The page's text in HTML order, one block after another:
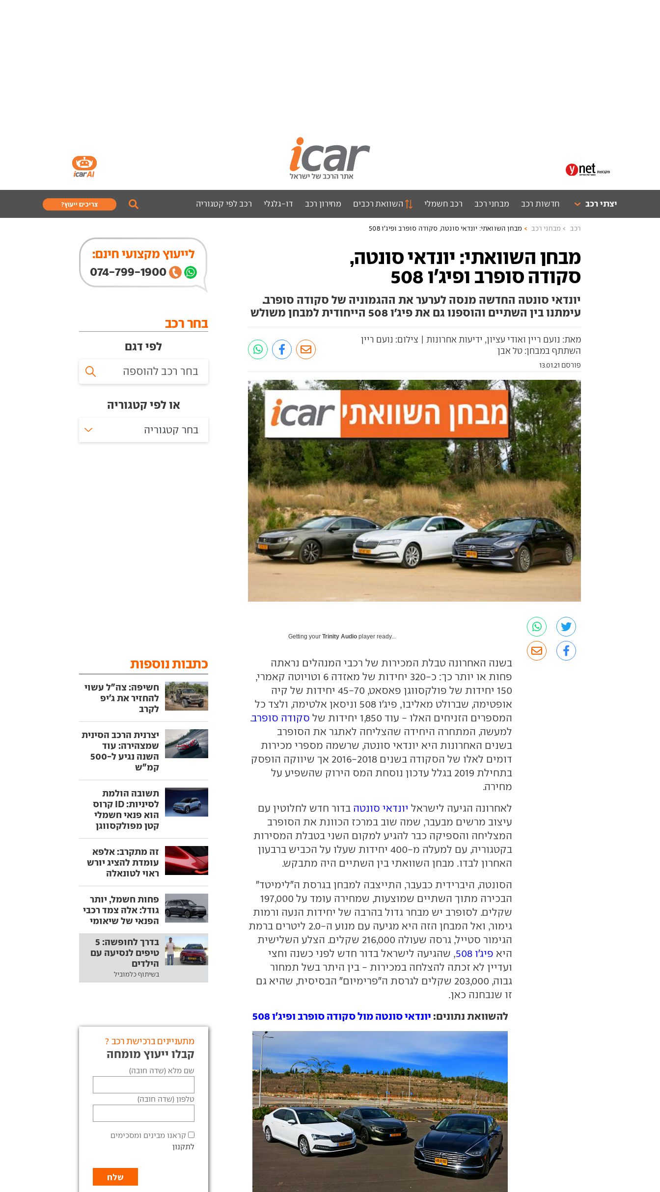
יצרני רכב חדשות רכב מבחני רכב רכב חשמלי השוואת רכבים מחירון רכב דו-גלגלי רכב לפי קטגוריה צריכים ייעוץ?
רכב מבחני רכב מבחן השוואתי: יונדאי סונטה, סקודה סופרב ופיג'ו 508
מבחן השוואתי: יונדאי סונטה,
סקודה סופרב ופיג'ו 508
יונדאי סונטה החדשה מנסה לערער את ההגמוניה של סקודה סופרב.
עימתנו בין השתיים והוספנו גם את פיג'ו 508 הייחודית למבחן משולש
מאת: נועם ריין ואודי עציון, ידיעות אחרונות | צילום: נועם ריין
השתתף במבחן: טל אבן
פורסם 13.01.21
Getting yourTrinity Audio player ready...
בשנה האחרונה טבלת המכירות של רכבי המנהלים נראתה
פחות או יותר כך: כ-320 יחידות של מאזדה 6 וטויוטה קאמרי,
150 יחידות של פולקסווגן פאסאט, 45-70 יחידות של קיה
אופטימה, שברולט מאליבו, פיג'ו 508 וניסאן אלטימה, ולצד כל
המספרים הזניחים האלו - עוד 1,850 יחידות של
סקודה סופרב.
למעשה, המתחרה היחידה שהצליחה לאתגר את הסופרב
בשנים האחרונות היא יונדאי סונטה, שרשמה מספרי מכירות
דומים לאלו של הסקודה בשנים 2016-2018 אך שיווקה הופסק
בתחילת 2019 בגלל עדכון נוסחת המס הירוק שהשפיע על
מחירה.
לאחרונה הגיעה לישראל יונדאי סונטה בדור חדש לחלוטין עם
עיצוב מרשים מבעבר, שמה שוב במרכז הכוונת את הסופרב
המצליחה והספיקה כבר להגיע למקום השני בטבלת המסירות
בקטגוריה, עם למעלה מ-400 יחידות שעלו על הכביש ברבעון
האחרון לבדו. מבחן השוואתי בין השתיים היה מתבקש.
הסונטה, היברידית כבעבר, התייצבה למבחן בגרסת ה"לימיטד"
הבכירה מתוך השתיים שמוצעות, שמחירה עומד על 197,000
שקלים. לסופרב יש מבחר גדול בהרבה של יחידות הנעה ורמות
גימור, ואל המבחן הזה היא מגיעה עם מנוע ה-2.0 ליטרים ברמת
הגימור סטייל, גרסה שעולה 216,000 שקלים. הצלע השלישית
היא פיג'ו 508
, שהגיעה לישראל בדור חדש לפני כשנה וחצי
ועדיין לא זכתה להצלחה במכירות - בין היתר בשל תמחור
גבוה, 203,000 שקלים לגרסת ה"פרימיום" הבסיסית, שהיא גם
זו שנבחנה כאן.
להשוואת נתונים: יונדאי סונטה מול סקודה סופרב ופיג'ו 508
לייעוץ מקצועי חינם:
074-799-1900
בחר רכב
לפי דגם
או לפי קטגוריה
בחר קטגוריה
כתבות נוספות
חשיפה: צה"ל עשוי
להחזיר את ג'יפ
לקרב
יצרנית הרכב הסינית
שמצהירה: עוד
השנה נגיע ל-500
קמ"ש
תשובה הולמת
לסיניות: ID קרוס
הוא פנאי חשמלי
קטן מפולקסווגן
זה מתקרב: אלפא
עומדת להציג יורש
ראוי לטונאלה
פחות חשמל, יותר
גודל: אלה צמד רכבי
הפנאי של שיאומי
בדרך לחופשה: 5
טיפים לנסיעה עם
הילדים
בשיתוף כלמוביל
מתעניינים ברכישת רכב ?
קבלו ייעוץ מומחה
שם מלא (שדה חובה)
טלפון (שדה חובה)
קראנו מבינים ומסכימים
לתקנון